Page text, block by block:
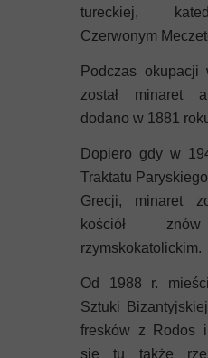
tureckiej,
Czerwonym
Podczas okupacji
został minaret
dodano w 1881
Dopiero gdy w
Traktatu
Grecji, minaret
kościół
rzymskokatolickim.
Od 1988 r.
Sztuki
fresków z Rodos
się tu także